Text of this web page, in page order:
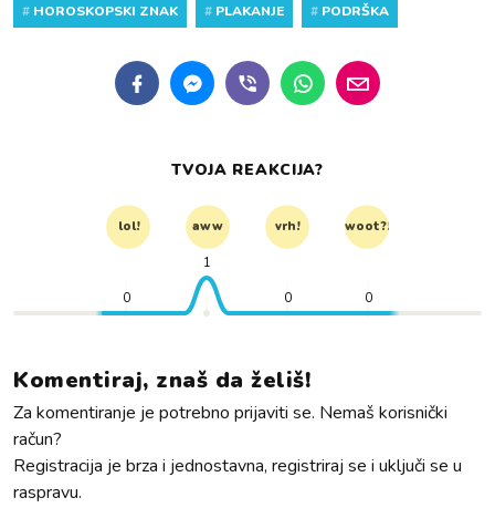
# HOROSKOPSKI ZNAK # PLAKANJE # PODRŠKA
TVOJA REAKCIJA?
lol! aww vrh! woot?!
0
1
0 0
Komentiraj, znaš da želiš!
Za komentiranje je potrebno prijaviti se. Nemaš korisnički
račun?
Registracija je brza i jednostavna, registriraj se i uključi se u
raspravu.